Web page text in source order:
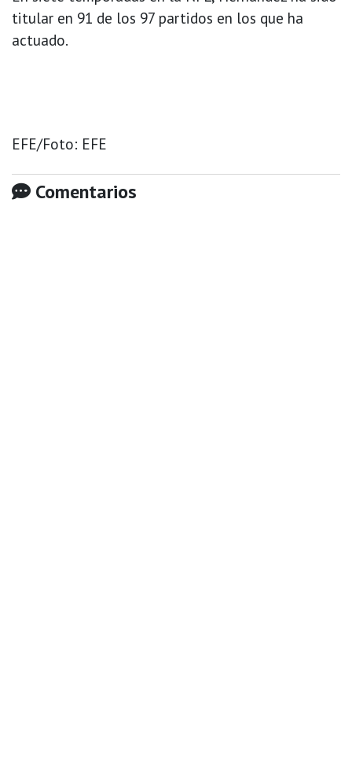
titular en 91 de los 97 partidos en los que ha
actuado.
EFE/Foto: EFE
Comentarios